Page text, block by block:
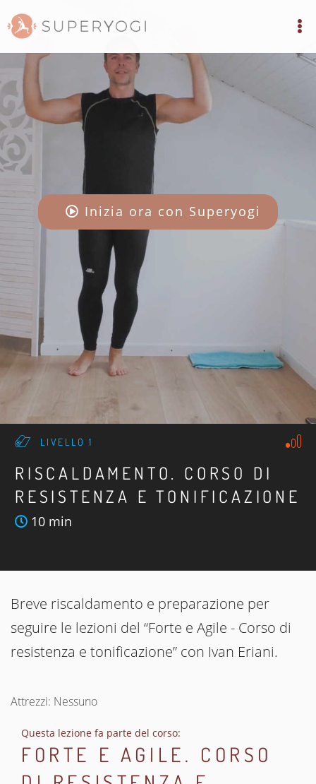
Inizia ora con Superyogi
LIVELLO 1
RISCALDAMENTO. CORSO DI
RESISTENZA E TONIFICAZIONE
10 min
Breve riscaldamento e preparazione per
seguire le lezioni del “Forte e Agile - Corso di
resistenza e tonificazione” con Ivan Eriani.
Attrezzi: Nessuno
Questa lezione fa parte del corso:
FORTE E AGILE. CORSO